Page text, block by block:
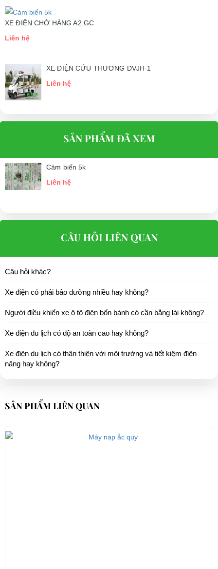
XE ĐIỆN CHỞ HÀNG A2.GC
Liên hệ
XE ĐIỆN CỨU THƯƠNG DVJH-1
Liên hệ
SẢN PHẨM ĐÃ XEM
Cảm biến 5k
Liên hệ
CÂU HỎI LIÊN QUAN
Câu hỏi khác?
Xe điện có phải bảo dưỡng nhiều hay không?
Người điều khiển xe ô tô điện bốn bánh có cần bằng lái không?
Xe điện du lịch có độ an toàn cao hay không?
Xe điện du lịch có thân thiện với môi trường và tiết kiệm điện
năng hay không?
SẢN PHẨM LIÊN QUAN